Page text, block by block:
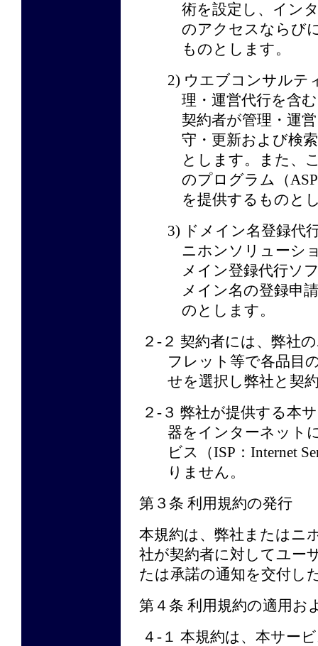
術を設定し、イン
のアクセスならび
ものとします。
2) ウエブコンサルテ
理・運営代行を含
契約者が管理・運
守・更新および検
とします。また、
のプログラム（
を提供するものと
3) ドメイン名登録代
ニホンソリューシ
メイン登録代行ソ
メイン名の登録申
のとします。
２-２ 契約者には、弊社
フレット等で各品目
せを選択し弊社と契
２-３ 弊社が提供する本
器をインターネット
ビス（ISP：Internet
りません。
第３条 利用規約の発行
本規約は、弊社またはニ
社が契約者に対してユー
たは承諾の通知を交付し
第４条 利用規約の適用お
４-１ 本規約は、本サー